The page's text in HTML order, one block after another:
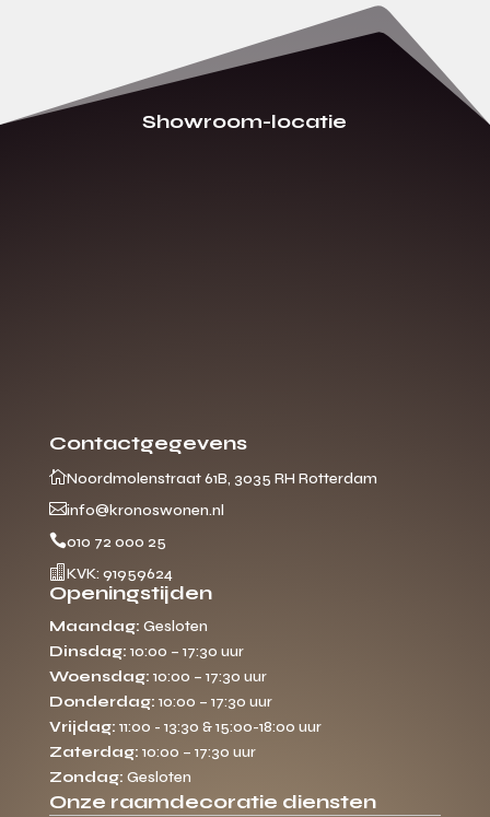
Showroom-locatie
Contactgegevens
Noordmolenstraat 61B, 3035 RH Rotterdam
info@kronoswonen.nl
010 72 000 25
 KVK: 91959624
Openingstijden
Maandag: Gesloten
Dinsdag: 10:00 – 17:30 uur
Woensdag: 10:00 – 17:30 uur
Donderdag: 10:00 – 17:30 uur
Vrijdag: 11:00 - 13:30 & 15:00-18:00 uur
Zaterdag: 10:00 – 17:30 uur
Zondag: Gesloten
Onze raamdecoratie diensten